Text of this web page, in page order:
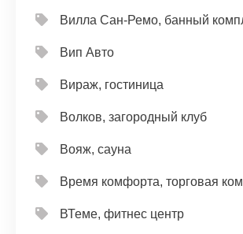
Вилла Сан-Ремо, банный
Вип Авто
Вираж, гостиница
Волков, загородный клуб
Вояж, сауна
Время комфорта, торговая
ВТеме, фитнес центр